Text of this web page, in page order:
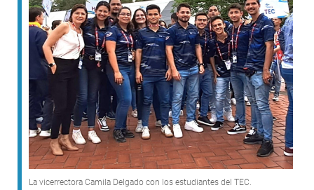
La vicerrectora Camila Delgado con los estudiantes del TEC.